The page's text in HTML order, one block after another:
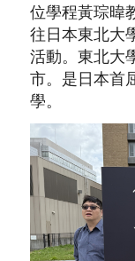
位學程黃琮暐
往日本東北大
活動。東北大
市。是日本首
學。